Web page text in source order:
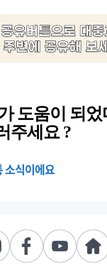
도움이 되
주세요 ?
소식이에요